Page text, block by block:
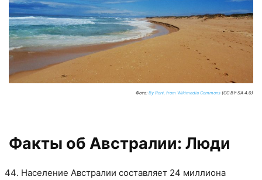
Фото: By Roni, from Wikimedia Commons (CC BY-SA 4.0)
Факты об Австралии: Люди
Население Австралии составляет 24 миллиона